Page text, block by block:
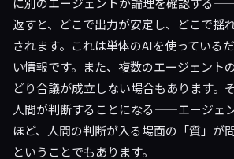
返すと、どこで出力が安定し、どこで揺
されます。これは単体のAIを使っている
い情報です。また、複数のエージェント
どり合議が成立しない場合もあります。
人間が判断することになる——エージェ
ほど、人間の判断が入る場面の「質」が
ということでもあります。